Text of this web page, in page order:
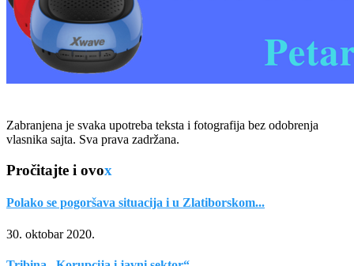
Zabranjena je svaka upotreba teksta i fotografija bez odobrenja
vlasnika sajta. Sva prava zadržana.
Pročitajte i ovox
Polako se pogoršava situacija i u Zlatiborskom...
30. oktobar 2020.